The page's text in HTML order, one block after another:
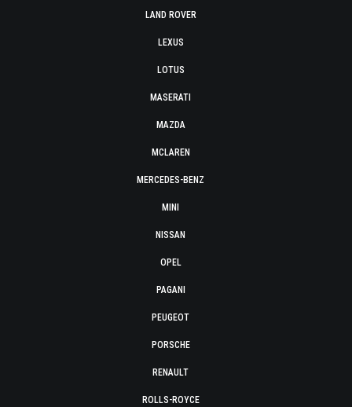
LAND ROVER
LEXUS
LOTUS
MASERATI
MAZDA
MCLAREN
MERCEDES-BENZ
MINI
NISSAN
OPEL
PAGANI
PEUGEOT
PORSCHE
RENAULT
ROLLS-ROYCE